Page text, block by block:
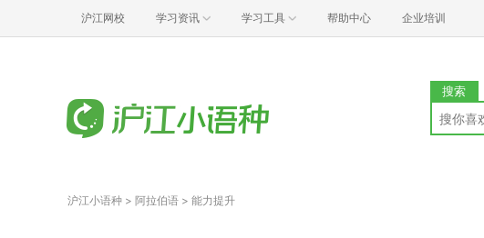
沪江网校 学习资讯 学习工具 帮助中心 企业培训
搜索
沪江小语种 > 阿拉伯语 > 能力提升